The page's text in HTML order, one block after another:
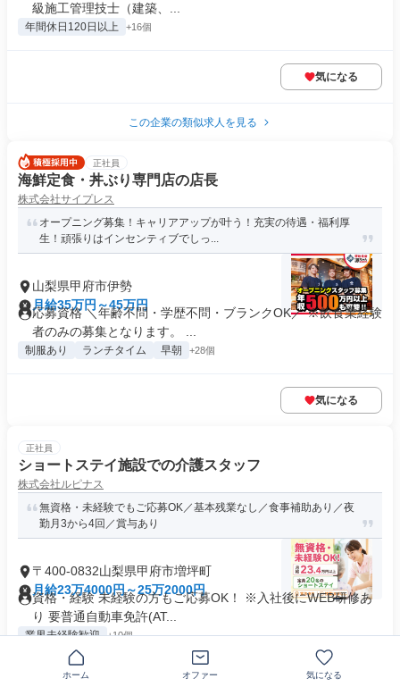
級施工管理技士（建築、...
年間休日120日以上 +16個
気になる
この企業の類似求人を見る
正社員
海鮮定食・丼ぶり専門店の店長
株式会社サイプレス
オープニング募集！キャリアアップが叶う！充実の待遇・福利厚
生！頑張りはインセンティブでしっ...
山梨県甲府市伊勢
月給35万円～45万円
応募資格 ＼年齢不問・学歴不問・ブランクOK／ ※飲食業経験
者のみの募集となります。 ...
制服あり ランチタイム 早朝 +28個
気になる
正社員
ショートステイ施設での介護スタッフ
株式会社ルピナス
無資格・未経験でもご応募OK／基本残業なし／食事補助あり／夜
勤月3から4回／賞与あり
〒400-0832山梨県甲府市増坪町
月給23万4000円～25万2000円
資格・経験 未経験の方もご応募OK！ ※入社後にWEB研修あ
り 要普通自動車免許(AT...
業界未経験歓迎 +10個
ホーム オファー 気になる